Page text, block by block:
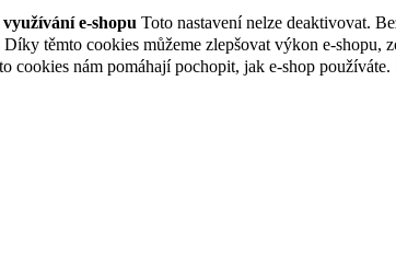
e-shopu Toto nastavení nelze deaktivovat.
Díky těmto cookies můžeme zlepšovat výkon e-shopu,
cookies nám pomáhají pochopit, jak e-shop